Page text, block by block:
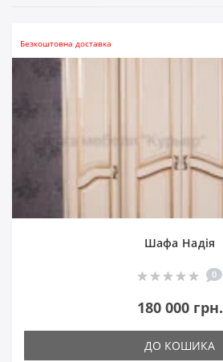
Безкоштовна доставка
Шафа Надія
0
180 000 грн.
ДО КОШИКА